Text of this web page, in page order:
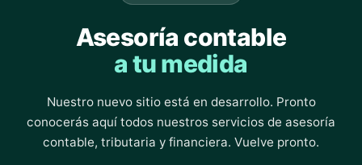
Asesoría contable
a tu medida
Nuestro nuevo sitio está en desarrollo. Pronto
conocerás aquí todos nuestros servicios de asesoría
contable, tributaria y financiera. Vuelve pronto.